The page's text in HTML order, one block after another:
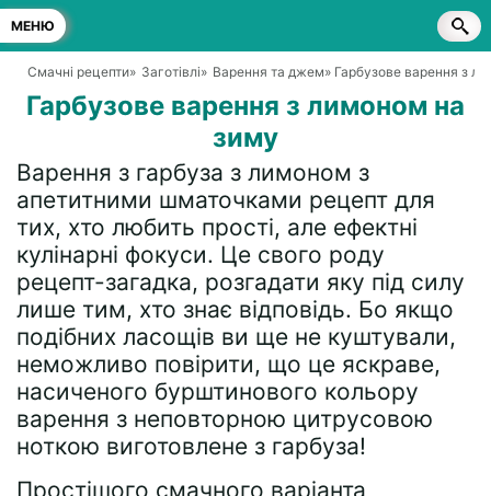
МЕНЮ
Смачні рецепти» Заготівлі» Варення та джем» Гарбузове варення з
Гарбузове варення з лимоном на
зиму
Варення з гарбуза з лимоном з
апетитними шматочками рецепт для
тих, хто любить прості, але ефектні
кулінарні фокуси. Це свого роду
рецепт-загадка, розгадати яку під силу
лише тим, хто знає відповідь. Бо якщо
подібних ласощів ви ще не куштували,
неможливо повірити, що це яскраве,
насиченого бурштинового кольору
варення з неповторною цитрусовою
ноткою виготовлене з гарбуза!
Простішого смачного варіанта